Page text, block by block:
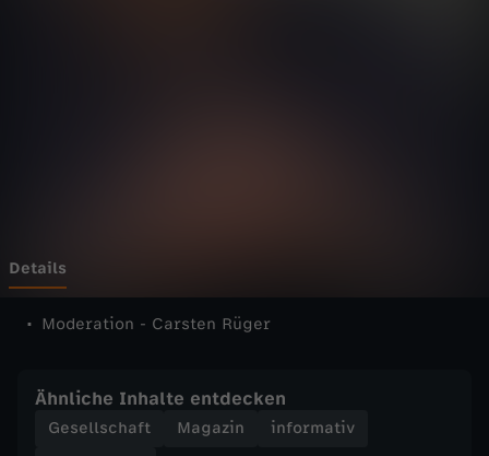
o
l
e
Details
Moderation - Carsten Rüger
Ähnliche Inhalte entdecken
Gesellschaft Magazin
informativ